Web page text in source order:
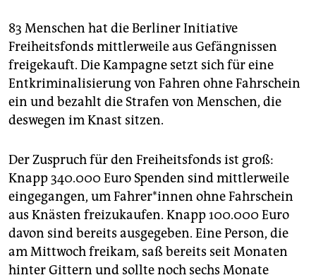
abo
genossenschaft
epaper login
83 Menschen hat die Berliner Initiative
Freiheitsfonds mittlerweile aus Gefängnissen
freigekauft. Die Kampagne setzt sich für eine
Entkriminalisierung von Fahren ohne Fahrschein
ein und bezahlt die Strafen von Menschen, die
deswegen im Knast sitzen.
Der Zuspruch für den Freiheitsfonds ist groß:
Knapp 340.000 Euro Spenden sind mittlerweile
eingegangen, um Fahrer*in­nen ohne Fahrschein
aus Knästen freizukaufen. Knapp 100.000 Euro
davon sind bereits ausgegeben. Eine Person, die
am Mittwoch freikam, saß bereits seit Monaten
hinter Gittern und sollte noch sechs Monate